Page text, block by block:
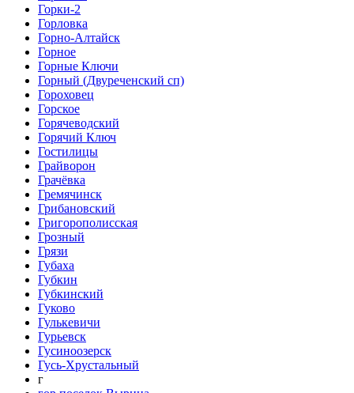
Горки-2
Горловка
Горно-Алтайск
Горное
Горные Ключи
Горный (Двуреченский сп)
Гороховец
Горское
Горячеводский
Горячий Ключ
Гостилицы
Грайворон
Грачёвка
Гремячинск
Грибановский
Григорополисская
Грозный
Грязи
Губаха
Губкин
Губкинский
Гуково
Гулькевичи
Гурьевск
Гусиноозерск
Гусь-Хрустальный
г